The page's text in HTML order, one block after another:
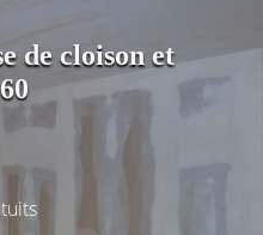
de cloison et